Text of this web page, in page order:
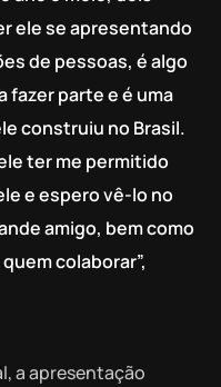
ele se apresentando
de pessoas, é algo
fazer parte e é uma
construiu no Brasil.
ter me permitido
e espero vê-lo no
amigo, bem como
colaborar”,
a apresentação